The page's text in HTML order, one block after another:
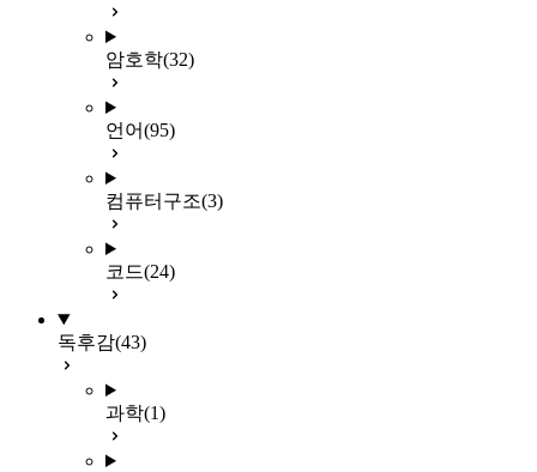
암호학(32)
언어(95)
컴퓨터구조(3)
코드(24)
독후감(43)
과학(1)